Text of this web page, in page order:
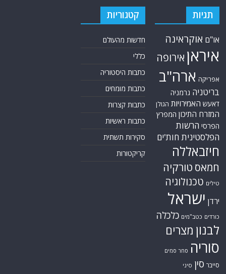
תגיות
או"ם אוקראינה
איראן אירופה
אפריקה ארה"ב
בריטניה גרמניה
דאעש האמירויות הגולן
המזרח התיכון המפרץ
הפרסי הרשות
הפלסטינית חות'ים
חיזבאללה
חמאס טורקיה
טילים טכנולוגיה
ירדן ישראל
כורדים כטב"מים כלכלה
לבנון מצרים
סוריה סחר סמים
סייבר סין סיני
קטגוריות
חדשות מהעולם
כללי
כתבות היסטוריה
כתבות מומחים
כתבות קצרות
כתבות ראשיות
סקירות תשתית
קריקטורות